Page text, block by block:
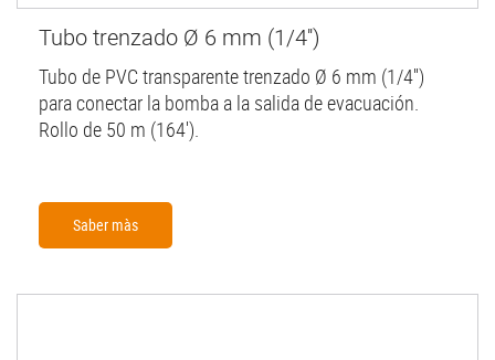
Tubo trenzado Ø 6 mm (1/4'')
Tubo de PVC transparente trenzado Ø 6 mm (1/4'')
para conectar la bomba a la salida de evacuación.
Rollo de 50 m (164').
Saber màs